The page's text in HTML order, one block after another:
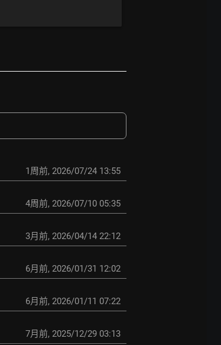
1周前, 2026/07/24 13:55
4周前, 2026/07/10 05:35
3月前, 2026/04/14 22:12
6月前, 2026/01/31 12:02
6月前, 2026/01/11 07:22
7月前, 2025/12/29 03:13